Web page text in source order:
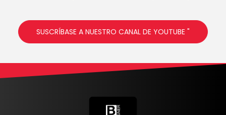
SUSCRÍBASE A NUESTRO CANAL DE YOUTUBE "